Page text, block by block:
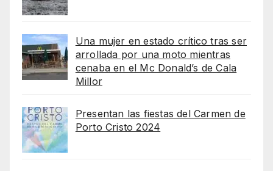
Una mujer en estado crítico tras ser
arrollada por una moto mientras
cenaba en el Mc Donald’s de Cala
Millor
Presentan las fiestas del Carmen de
Porto Cristo 2024